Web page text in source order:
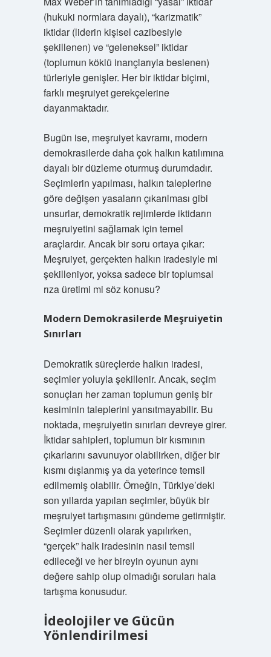
(hukuki normlara dayalı), “karizmatik”
iktidar (liderin kişisel cazibesiyle
şekillenen) ve “geleneksel” iktidar
(toplumun köklü inançlarıyla beslenen)
türleriyle genişler. Her bir iktidar biçimi,
farklı meşruiyet gerekçelerine
dayanmaktadır.
Bugün ise, meşruiyet kavramı, modern
demokrasilerde daha çok halkın katılımına
dayalı bir düzleme oturmuş durumdadır.
Seçimlerin yapılması, halkın taleplerine
göre değişen yasaların çıkarılması gibi
unsurlar, demokratik rejimlerde iktidarın
meşruiyetini sağlamak için temel
araçlardır. Ancak bir soru ortaya çıkar:
Meşruiyet, gerçekten halkın iradesiyle mi
şekilleniyor, yoksa sadece bir toplumsal
rıza üretimi mi söz konusu?
Modern Demokrasilerde Meşruiyetin
Sınırları
Demokratik süreçlerde halkın iradesi,
seçimler yoluyla şekillenir. Ancak, seçim
sonuçları her zaman toplumun geniş bir
kesiminin taleplerini yansıtmayabilir. Bu
noktada, meşruiyetin sınırları devreye girer.
İktidar sahipleri, toplumun bir kısmının
çıkarlarını savunuyor olabilirken, diğer bir
kısmı dışlanmış ya da yeterince temsil
edilmemiş olabilir. Örneğin, Türkiye’deki
son yıllarda yapılan seçimler, büyük bir
meşruiyet tartışmasını gündeme getirmiştir.
Seçimler düzenli olarak yapılırken,
“gerçek” halk iradesinin nasıl temsil
edileceği ve her bireyin oyunun aynı
değere sahip olup olmadığı soruları hala
tartışma konusudur.
İdeolojiler ve Gücün
Yönlendirilmesi